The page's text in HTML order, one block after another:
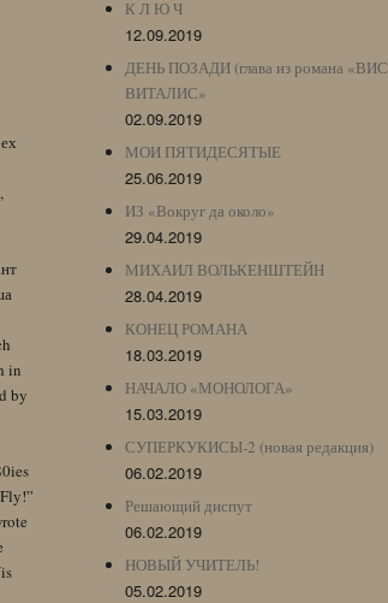
in
by
К Л Ю Ч
12.09.2019
ДЕНЬ ПОЗАДИ (глава из романа «ВИС
ВИТАЛИС»
02.09.2019
МОИ ПЯТИДЕСЯТЫЕ
25.06.2019
ИЗ «Вокруг да около»
29.04.2019
МИХАИЛ ВОЛЬКЕНШТЕЙН
28.04.2019
КОНЕЦ РОМАНА
18.03.2019
НАЧАЛО «МОНОЛОГА»
15.03.2019
СУПЕРКУКИСЫ-2 (новая редакция)
06.02.2019
Решающий диспут
06.02.2019
НОВЫЙ УЧИТЕЛЬ!
05.02.2019